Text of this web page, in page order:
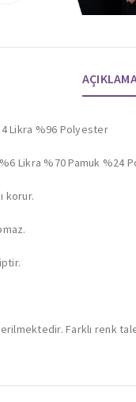
Likra %96 Polyester
Likra %70 Pamuk %24
korur.
Farklı renk